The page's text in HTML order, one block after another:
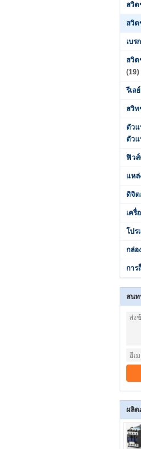
สวิต
สวิ
เบร
สวิต
(19)
รีเล
สวิ
ตัวแ
ตัวแ
ฟิวส์
แหล่
ดิจิต
เครื่
โปร
กล่อ
การ
สน
ผลิ